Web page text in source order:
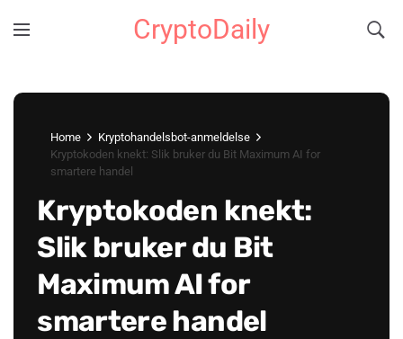
CryptoDaily
Home
Kryptohandelsbot-anmeldelse
Kryptokoden knekt: Slik bruker du Bit Maximum AI for
smartere handel
Kryptokoden knekt:
Slik bruker du Bit
Maximum AI for
smartere handel